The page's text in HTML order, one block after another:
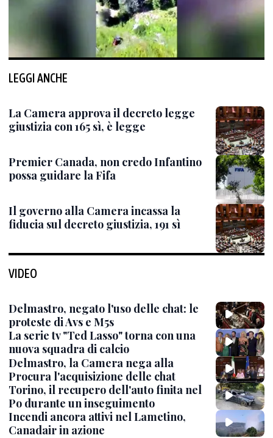
LEGGI ANCHE
La Camera approva il decreto legge
giustizia con 165 sì, è legge
Premier Canada, non credo Infantino
possa guidare la Fifa
Il governo alla Camera incassa la
fiducia sul decreto giustizia, 191 sì
VIDEO
Delmastro, negato l'uso delle chat: le
proteste di Avs e M5s
La serie tv "Ted Lasso" torna con una
nuova squadra di calcio
Delmastro, la Camera nega alla
Procura l'acquisizione delle chat
Torino, il recupero dell'auto finita nel
Po durante un inseguimento
Incendi ancora attivi nel Lametino,
Canadair in azione